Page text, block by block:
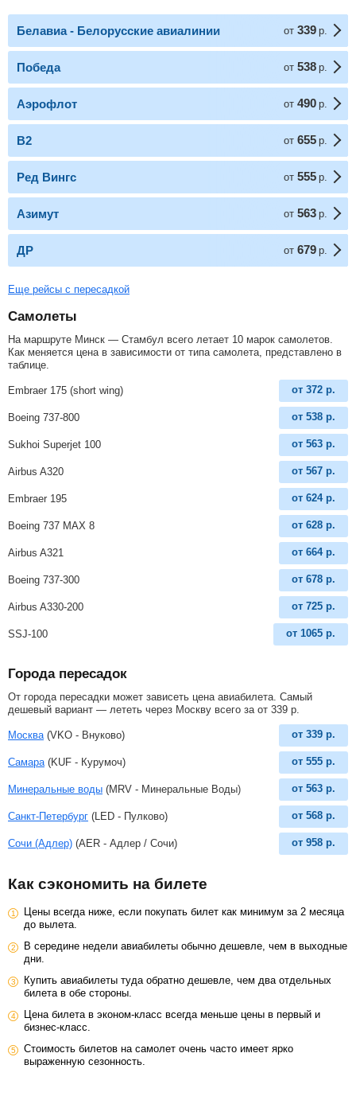
Белавиа - Белорусские авиалинии от 339 р.
Победа от 538 р.
Аэрофлот от 490 р.
В2 от 655 р.
Ред Вингс от 555 р.
Азимут от 563 р.
ДР от 679 р.
Еще рейсы с пересадкой
Самолеты
На маршруте Минск — Стамбул всего летает 10 марок самолетов.
Как меняется цена в зависимости от типа самолета, представлено в
таблице.
Embraer 175 (short wing) от 372 р.
Boeing 737-800 от 538 р.
Sukhoi Superjet 100 от 563 р.
Airbus A320 от 567 р.
Embraer 195 от 624 р.
Boeing 737 MAX 8 от 628 р.
Airbus A321 от 664 р.
Boeing 737-300 от 678 р.
Airbus A330-200 от 725 р.
SSJ-100 от 1065 р.
Города пересадок
От города пересадки может зависеть цена авиабилета. Самый
дешевый вариант — лететь через Москву всего за от 339 р
Москва (VKO - Внуково) от 339 р.
Самара (KUF - Курумоч) от 555 р.
Минеральные воды (MRV - Минеральные Воды) от 563 р.
Санкт-Петербург (LED - Пулково) от 568 р.
Сочи (Адлер) (AER - Адлер / Сочи) от 958 р.
Как сэкономить на билете
Цены всегда ниже, если покупать билет как минимум за 2 месяца
до вылета.
В середине недели авиабилеты обычно дешевле, чем в выходные
дни.
Купить авиабилеты туда обратно дешевле, чем два отдельных
билета в обе стороны.
Цена билета в эконом-класс всегда меньше цены в первый и
бизнес-класс.
Стоимость билетов на самолет очень часто имеет ярко
выраженную сезонность.